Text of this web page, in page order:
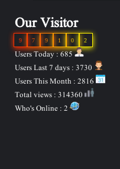
Our Visitor
2
0
1
9
7
9
Users Today : 685